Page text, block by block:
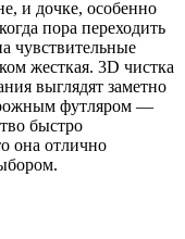
и дочке, особенно
пора переходить
чувствительные
жесткая. 3D чистка
выглядят заметно
футляром —
быстро
она отлично